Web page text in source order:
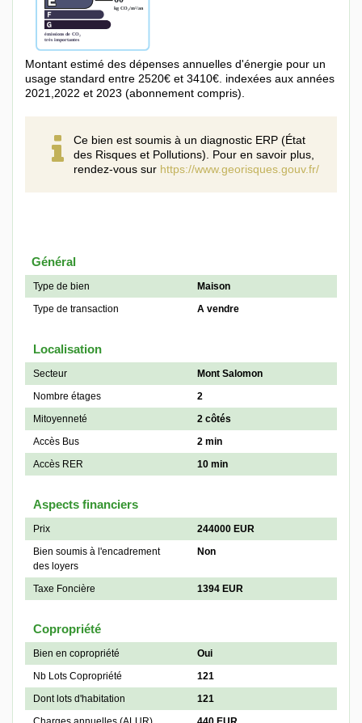
Montant estimé des dépenses annuelles d'énergie pour un
usage standard entre 2520€ et 3410€. indexées aux années
2021,2022 et 2023 (abonnement compris).
Ce bien est soumis à un diagnostic ERP (État
des Risques et Pollutions). Pour en savoir plus,
rendez-vous sur https://www.georisques.gouv.fr/
Général
Type de bien
Maison
Type de transaction
A vendre
Localisation
Secteur
Mont Salomon
Nombre étages
2
Mitoyenneté
2 côtés
Accès Bus
2 min
Accès RER
10 min
Aspects financiers
Prix
244000 EUR
Bien soumis à l'encadrement
des loyers
Non
Taxe Foncière 1394 EUR
Copropriété
Bien en copropriété
Oui
Nb Lots Copropriété
121
Dont lots d'habitation
121